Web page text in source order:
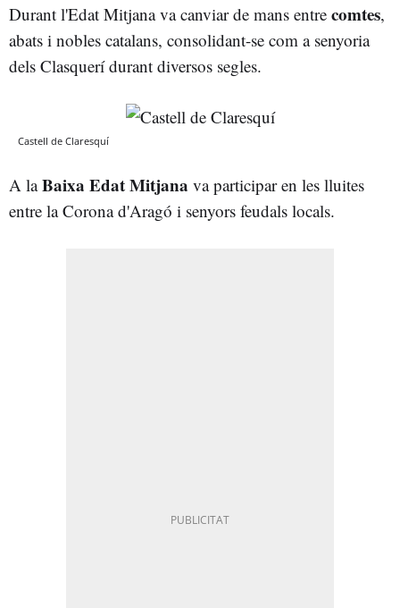
Durant l'Edat Mitjana va canviar de mans entre comtes,
abats i nobles catalans, consolidant-se com a senyoria
dels Clasquerí durant diversos segles.
Castell de Claresquí
A laBaixa Edat Mitjana va participar en les lluites
entre la Corona d'Aragó i senyors feudals locals.